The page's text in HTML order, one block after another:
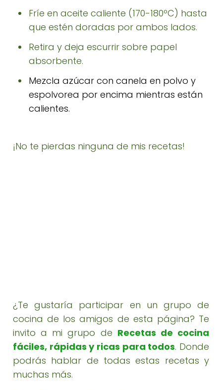
Fríe en aceite caliente (170-180ºC) hasta
que estén doradas por ambos lados.
Retira y deja escurrir sobre papel
absorbente.
Mezcla azúcar con canela en polvo y
espolvorea por encima mientras están
calientes.
¡No te pierdas ninguna de mis recetas!
¿Te gustaría participar en un grupo de
cocina de los amigos de esta página? Te
invito a mi grupo de Recetas de cocina
fáciles, rápidas y ricas para todos. Donde
podrás hablar de todas estas recetas y
muchas más.